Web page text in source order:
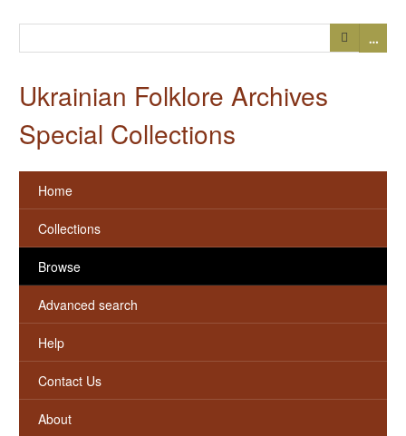
…
Ukrainian Folklore Archives
Special Collections
Home
Collections
Browse
Advanced search
Help
Contact Us
About